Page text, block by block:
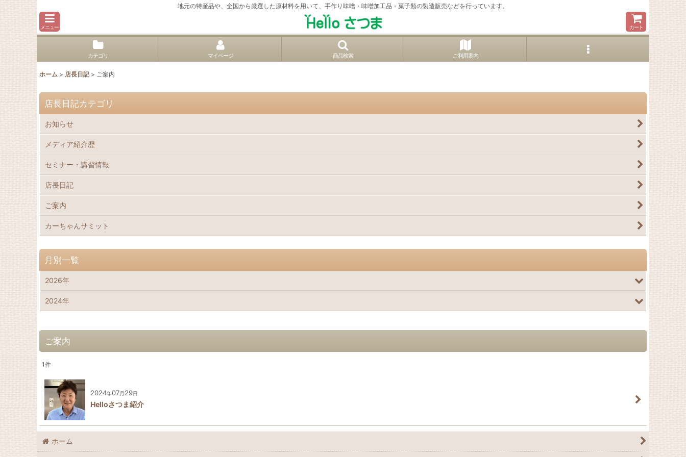
地元の特産品や、全国から厳選した原材料を用いて、手作り味噌・味噌加工品・菓子類の製造販売などを行っています。
メニュー カート
カテゴリ マイページ 商品検索 ご利用案内
ホーム > 店長日記 > ご案内
ご案内
1件
2024年07月 29日
Helloさつま紹介
店長日記カテゴリ
お知らせ
メディア紹介歴
セミナー・講習情報
店長日記
ご案内
カーちゃんサミット
月別一覧
2026年
2024年
ホーム